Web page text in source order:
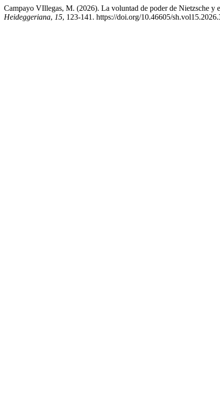
Campayo VIllegas, M. (2026). La voluntad de poder de Nietzsche y
Heideggeriana, 15, 123-141. https://doi.org/10.46605/